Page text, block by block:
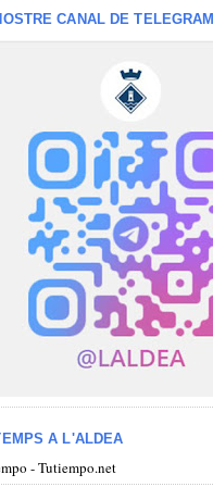
CANAL DE TELEGRAM
A L'ALDEA
- Tutiempo.net